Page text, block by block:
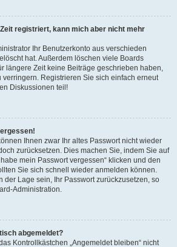
registriert, kann mich aber nicht mehr
Ihr Benutzerkonto aus verschieden
hat. Außerdem löschen viele Boards
längere Zeit keine Beiträge geschrieben haben,
Registrieren Sie sich einfach erneut
Diskussionen teil!
Ihnen zwar Ihr altes Passwort nicht wieder
zurücksetzen. Dies machen Sie, indem Sie auf
mein Passwort vergessen“ klicken und den
Sie sich schnell wieder anmelden können.
der Lage sein, Ihr Passwort zurückzusetzen, so
Administration.
abgemeldet?
Kontrollkästchen „Angemeldet bleiben“ nicht